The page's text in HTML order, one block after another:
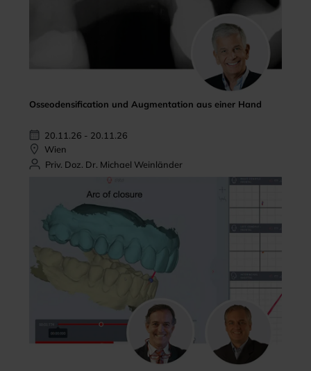
Osseodensification und Augmentation aus einer Hand
20.11.26 - 20.11.26
Wien
Priv. Doz. Dr. Michael Weinländer